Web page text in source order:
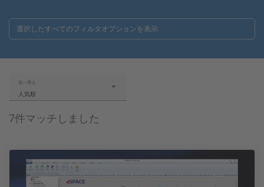
選択したすべてのフィルタオプションを表示
7件マッチしました
並べ替え
人気順